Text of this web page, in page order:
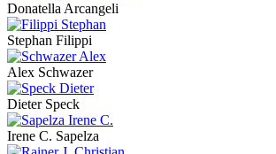
Donatella Arcangeli
Stephan Filippi
Alex Schwazer
Dieter Speck
Irene C. Sapelza